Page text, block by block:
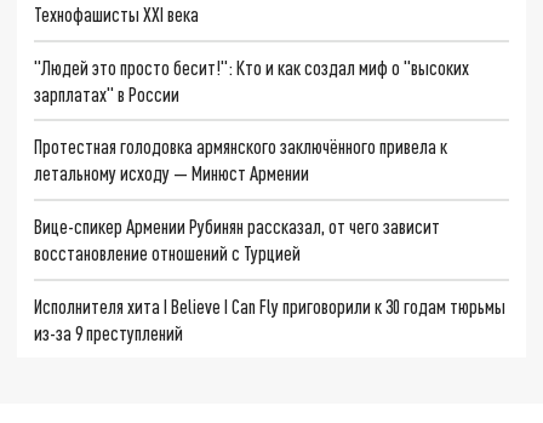
Технофашисты XXI века
"Людей это просто бесит!": Кто и как создал миф о "высоких
зарплатах" в России
Протестная голодовка армянского заключённого привела к
летальному исходу — Минюст Армении
Вице-спикер Армении Рубинян рассказал, от чего зависит
восстановление отношений с Турцией
Исполнителя хита I Believe I Can Fly приговорили к 30 годам тюрьмы
из-за 9 преступлений